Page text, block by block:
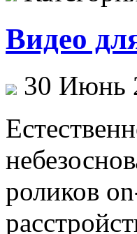
Видео
30 Июнь
роликов